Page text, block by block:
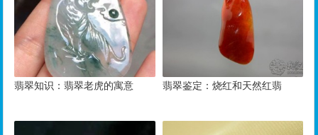
翡翠知识：翡翠老虎的寓意 翡翠鉴定：烧红和天然红翡